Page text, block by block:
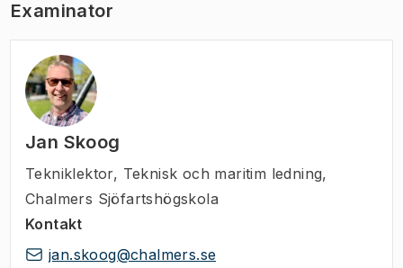
Examinator
Jan Skoog
Tekniklektor, Teknisk och maritim ledning,
Chalmers Sjöfartshögskola
Kontakt
jan.skoog@chalmers.se